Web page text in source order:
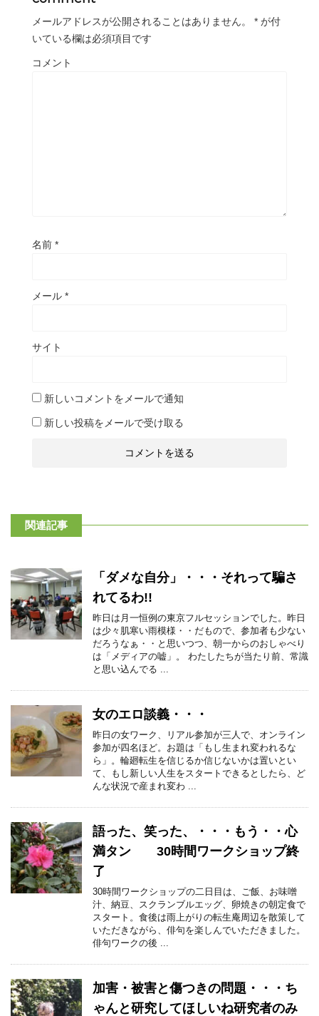
メールアドレスが公開されることはありません。 * が付
いている欄は必須項目です
コメント
名前 *
メール *
サイト
新しいコメントをメールで通知
新しい投稿をメールで受け取る
関連記事
「ダメな自分」・・・それって騙さ
れてるわ!!
昨日は月一恒例の東京フルセッションでした。昨日
は少々肌寒い雨模様・・だもので、参加者も少ない
だろうなぁ・・と思いつつ、朝一からのおしゃべり
は「メディアの嘘」。 わたしたちが当たり前、常識
と思い込んでる ...
女のエロ談義・・・
昨日の女ワーク、リアル参加が三人で、オンライン
参加が四名ほど。お題は「もし生まれ変われるな
ら」。輪廻転生を信じるか信じないかは置いとい
て、もし新しい人生をスタートできるとしたら、ど
んな状況で産まれ変わ ...
語った、笑った、・・・もう・・心
満タン 30時間ワークショップ終
了
30時間ワークショップの二日目は、ご飯、お味噌
汁、納豆、スクランブルエッグ、卵焼きの朝定食で
スタート。食後は雨上がりの転生庵周辺を散策して
いただきながら、俳句を楽しんでいただきました。
俳句ワークの後 ...
加害・被害と傷つきの問題・・・ち
ゃんと研究してほしいね研究者のみ